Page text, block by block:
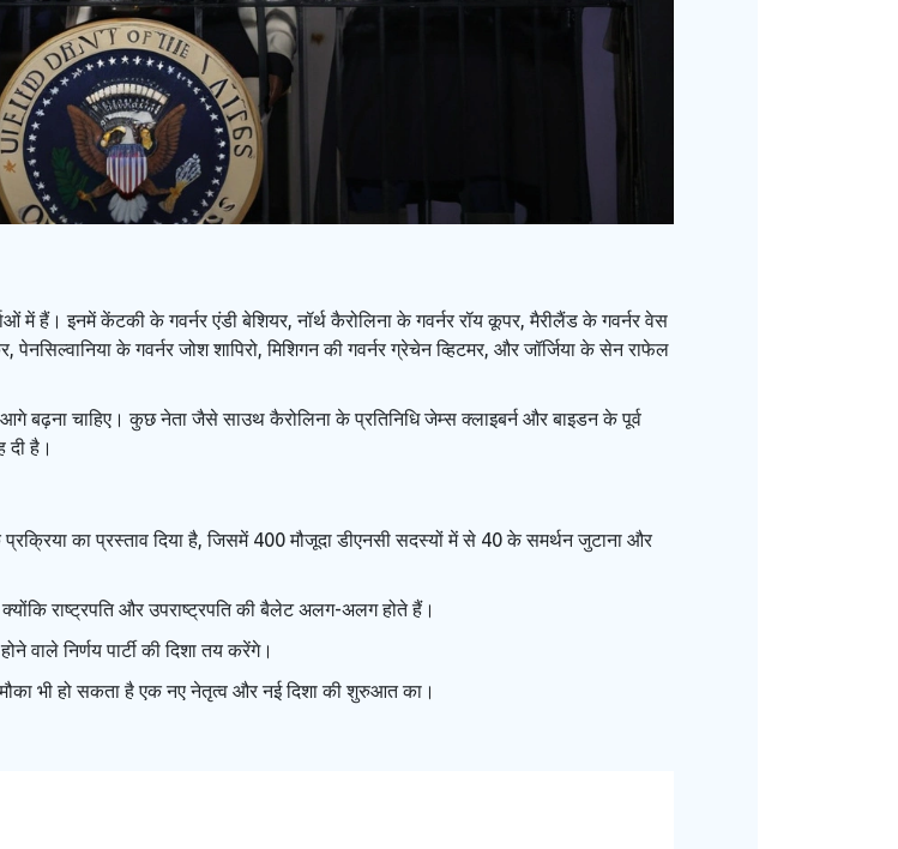
में हैं। इनमें केंटकी के गवर्नर एंडी बेशियर, नॉर्थ कैरोलिना के गवर्नर रॉय कूपर, मैरीलैंड के गवर्नर वेस
के गवर्नर जोश शापिरो, मिशिगन की गवर्नर ग्रेचेन व्हिटमर, और जॉर्जिया के सेन राफेल
बढ़ना चाहिए। कुछ नेता जैसे साउथ कैरोलिना के प्रतिनिधि जेम्स क्लाइबर्न और बाइडन के पूर्व
दी है।
का प्रस्ताव दिया है, जिसमें 400 मौजूदा डीएनसी सदस्यों में से 40 के समर्थन जुटाना और
राष्ट्रपति और उपराष्ट्रपति की बैलेट अलग-अलग होते हैं।
निर्णय पार्टी की दिशा तय करेंगे।
भी हो सकता है एक नए नेतृत्व और नई दिशा की शुरुआत का।